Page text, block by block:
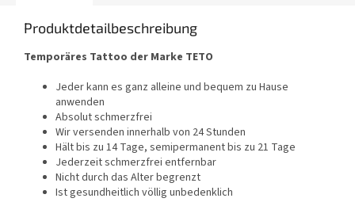
Produktdetailbeschreibung
Temporäres Tattoo der Marke TETO
Jeder kann es ganz alleine und bequem zu Hause
anwenden
Absolut schmerzfrei
Wir versenden innerhalb von 24 Stunden
Hält bis zu 14 Tage, semipermanent bis zu 21 Tage
Jederzeit schmerzfrei entfernbar
Nicht durch das Alter begrenzt
Ist gesundheitlich völlig unbedenklich